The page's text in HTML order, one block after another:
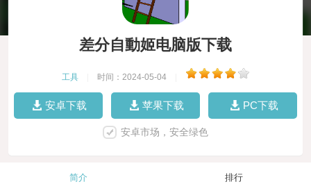
差分自動姬电脑版下载
工具 时间：2024-05-04
安卓下载 苹果下载 PC下载
安卓市场，安全绿色
简介 排行